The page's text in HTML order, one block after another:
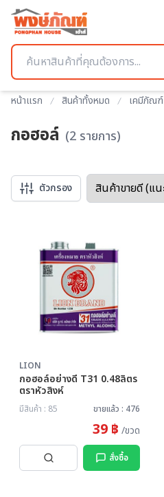
หน้าแรก สินค้าทั้งหมด เคมีภัณฑ์
กอฮอล์ (2 รายการ)
ตัวกรอง Sort by
LION
กอฮอล์อย่างดี T31 0.48ลิตร
ตราหัวสิงห์
มีสินค้า : 85 ขายแล้ว : 476
39 ฿ /ขวด
สั่งซื้อ